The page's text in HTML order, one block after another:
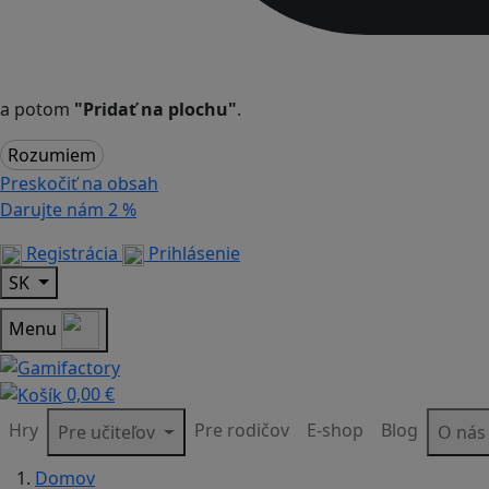
a potom "Pridať na plochu".
Rozumiem
Preskočiť na obsah
Darujte nám 2 %
Registrácia
Prihlásenie
SK
Menu
0,00 €
Hry
Pre učiteľov Pre rodičov E-shop Blog
O nás
Domov